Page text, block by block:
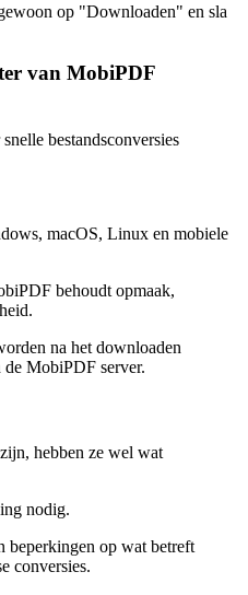
op "Downloaden" en sla
van MobiPDF
bestandsconversies
macOS, Linux en mobiele
behoudt opmaak,
na het downloaden
MobiPDF server.
hebben ze wel wat
nodig.
beperkingen op wat betreft
conversies.